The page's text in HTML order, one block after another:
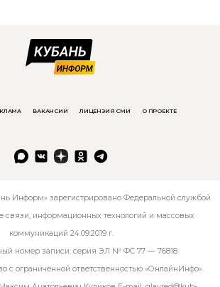
ВАКАНСИИ ЛИЦЕНЗИЯ СМИ О ПРОЕКТЕ
Информ» зарегистрировано Федеральной службой
связи, информационных технологий и массовых
коммуникаций 24.09.2019 г.
номер записи: серия ЭЛ № ФС 77 — 76818.
с ограниченной ответственностью «ОнлайнИнфо».